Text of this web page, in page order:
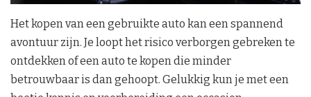
Het kopen van een gebruikte auto kan een spannend
avontuur zijn. Je loopt het risico verborgen gebreken te
ontdekken of een auto te kopen die minder
betrouwbaar is dan gehoopt. Gelukkig kun je met een